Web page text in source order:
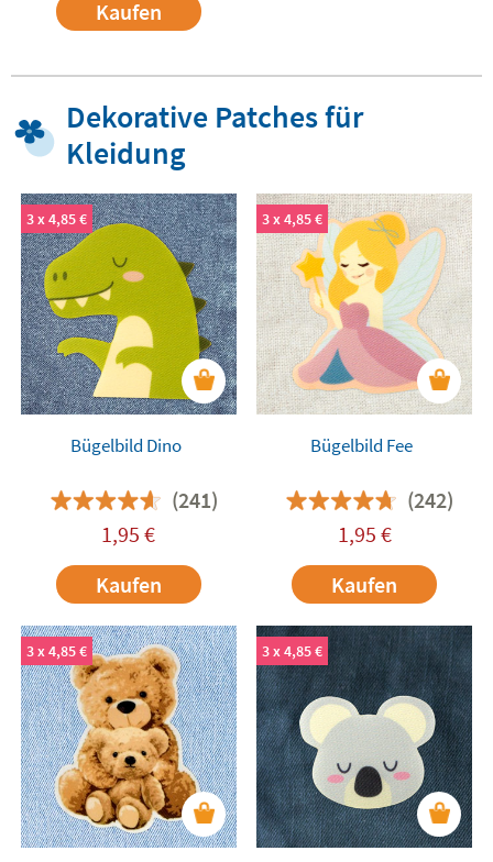
Kaufen
Dekorative Patches für
Kleidung
3 x 4,85 €
Bügelbild Dino
(241)
1,95 €
Kaufen
3 x 4,85 €
Bügelbild Fee
(242)
1,95 €
Kaufen
3 x 4,85 € 3 x 4,85 €